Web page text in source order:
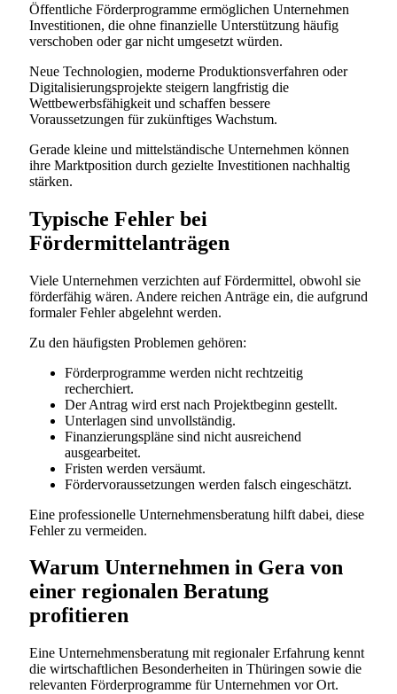
Öffentliche Förderprogramme ermöglichen Unternehmen
Investitionen, die ohne finanzielle Unterstützung häufig
verschoben oder gar nicht umgesetzt würden.
Neue Technologien, moderne Produktionsverfahren oder
Digitalisierungsprojekte steigern langfristig die
Wettbewerbsfähigkeit und schaffen bessere
Voraussetzungen für zukünftiges Wachstum.
Gerade kleine und mittelständische Unternehmen können
ihre Marktposition durch gezielte Investitionen nachhaltig
stärken.
Typische Fehler bei
Fördermittelanträgen
Viele Unternehmen verzichten auf Fördermittel, obwohl sie
förderfähig wären. Andere reichen Anträge ein, die aufgrund
formaler Fehler abgelehnt werden.
Zu den häufigsten Problemen gehören:
Förderprogramme werden nicht rechtzeitig
recherchiert.
Der Antrag wird erst nach Projektbeginn gestellt.
Unterlagen sind unvollständig.
Finanzierungspläne sind nicht ausreichend
ausgearbeitet.
Fristen werden versäumt.
Fördervoraussetzungen werden falsch eingeschätzt.
Eine professionelle Unternehmensberatung hilft dabei, diese
Fehler zu vermeiden.
Warum Unternehmen in Gera von
einer regionalen Beratung
profitieren
Eine Unternehmensberatung mit regionaler Erfahrung kennt
die wirtschaftlichen Besonderheiten in Thüringen sowie die
relevanten Förderprogramme für Unternehmen vor Ort.